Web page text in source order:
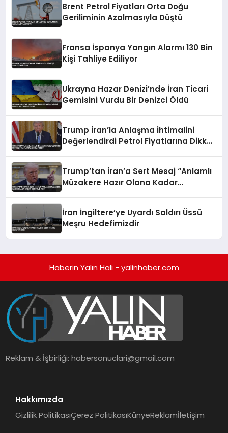
Brent Petrol Fiyatları Orta Doğu
Geriliminin Azalmasıyla Düştü
Fransa İspanya Yangın Alarmı 130 Bin
Kişi Tahliye Ediliyor
Ukrayna Hazar Denizi’nde İran Ticari
Gemisini Vurdu Bir Denizci Öldü
Trump İran’la Anlaşma İhtimalini
Değerlendirdi Petrol Fiyatlarına Dikkat
Trump’tan İran’a Sert Mesaj “Anlamlı
Müzakere Hazır Olana Kadar
İran İngiltere’ye Uyardı Saldırı Üssü
Meşru Hedefimizdir
Haberin Yalın Hali - yalinhaber.com
Reklam & İşbirliği:habersonuclari@gmail.com
Hakkımızda
Gizlilik PolitikasıÇerez PolitikasıKünyeReklamİletişim